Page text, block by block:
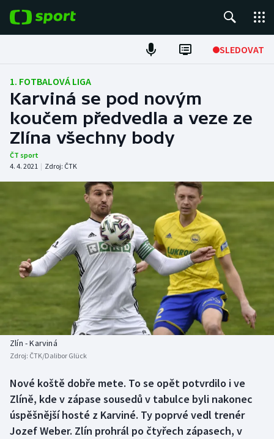
SLEDOVAT
Fotbal
Hokej
Tenis
Atletika
Cyklistika
DALŠÍ SPORTY
Americký fotbal
Baseball a softbal
Biatlon
Box
Curling
NEPŘEHLÉDNĚTE
Soutěže
Historické návraty
Aplikace ČT sport
1. FOTBALOVÁ LIGA
Karviná se pod novým
koučem předvedla a veze ze
Zlína všechny body
ČT sport
4. 4. 2021 | Zdroj: ČTK
Zlín - Karviná
Zdroj: ČTK/Dalibor Glück
Nové koště dobře mete. To se opět potvrdilo i ve
Zlíně, kde v zápase sousedů v tabulce byli nakonec
úspěšnější hosté z Karviné. Ty poprvé vedl trenér
Jozef Weber. Zlín prohrál po čtyřech zápasech, v